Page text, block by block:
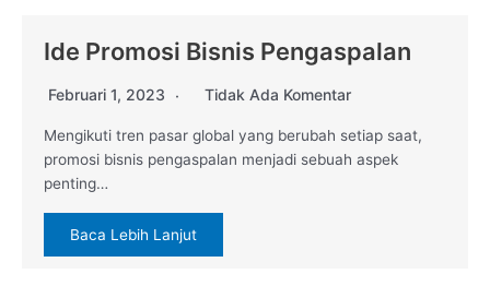
Ide Promosi Bisnis Pengaspalan
Februari 1, 2023 Tidak Ada Komentar
Mengikuti tren pasar global yang berubah setiap saat,
promosi bisnis pengaspalan menjadi sebuah aspek
penting…
Baca Lebih Lanjut